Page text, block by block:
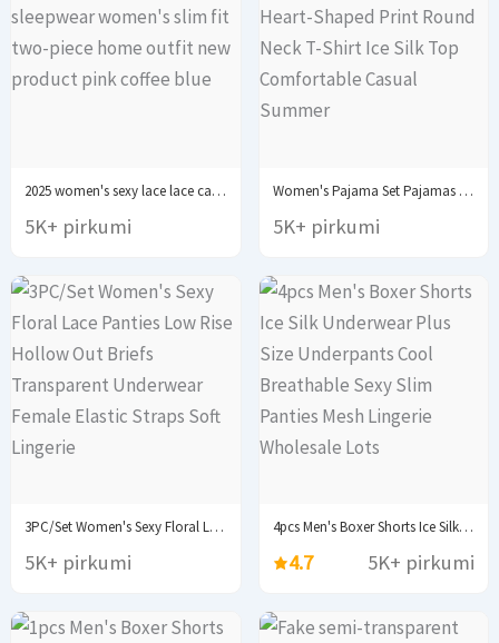
2025 women's sexy lace lace camisole vest shorts...
5K+ pirkumi
Women's Pajama Set Pajamas T-Shirts Shorts Pink Heart-Shaped...
5K+ pirkumi
3PC/Set Women's Sexy Floral Lace Panties Low Rise...
5K+ pirkumi
4pcs Men's Boxer Shorts Ice Silk Underwear Plus...
4.7 5K+ pirkumi